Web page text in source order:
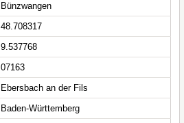
Bünzwangen
48.708317
9.537768
07163
Ebersbach an der Fils
Baden-Württemberg